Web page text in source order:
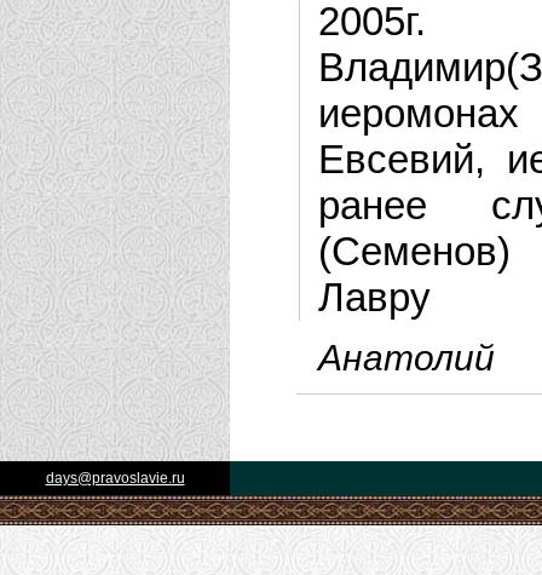
2005г.
Евсевий,
ранее
(Семенов)
Лавру
Анатолий
days@pravoslavie.ru